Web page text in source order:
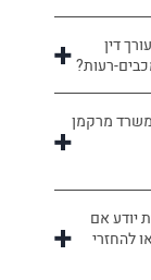
דין
רעות?
משרד מרקמן
יודע אם
להחזרי